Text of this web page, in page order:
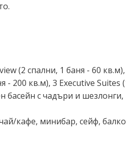
(2 спални, 1 баня - 60
200 кв.м), 3 Executive Suites
басейн с чадъри и
кафе, минибар, сейф,